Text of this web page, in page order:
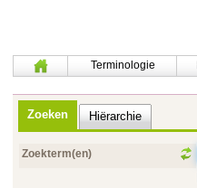
Terminologie
Zoeken Hiërarchie
Zoekterm(en)